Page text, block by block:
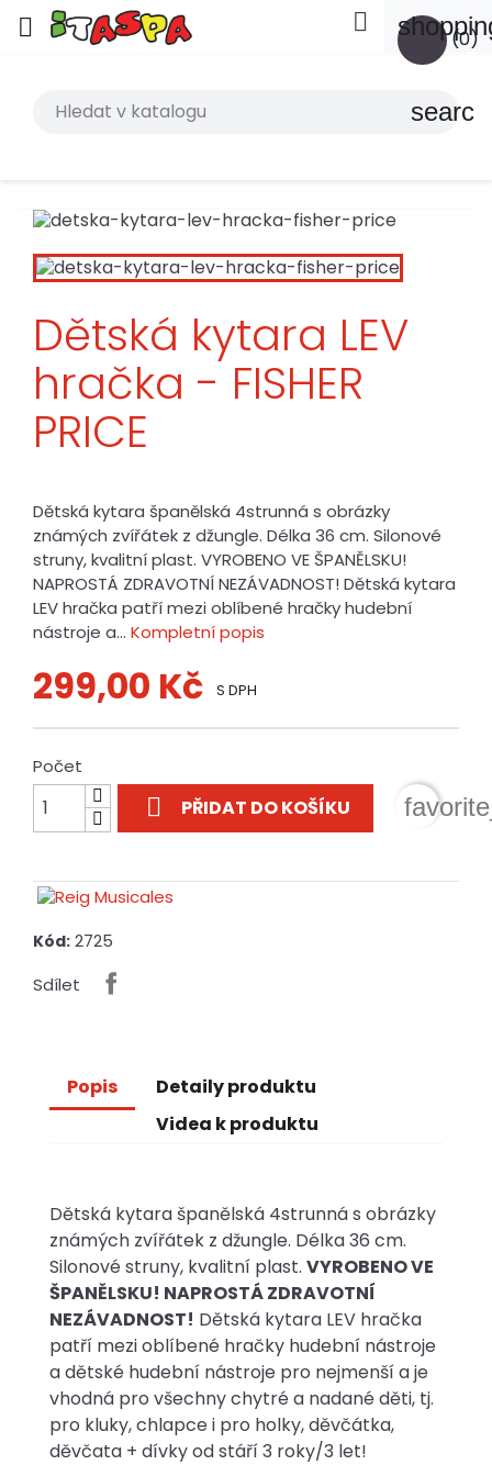
 (0)

search
Dětská kytara LEV
hračka - FISHER
PRICE
Dětská kytara španělská 4strunná s obrázky
známých zvířátek z džungle. Délka 36 cm. Silonové
struny, kvalitní plast. VYROBENO VE ŠPANĚLSKU!
NAPROSTÁ ZDRAVOTNÍ NEZÁVADNOST! Dětská kytara
LEV hračka patří mezi oblíbené hračky hudební
nástroje a... Kompletní popis
299,00 Kč S DPH
Počet
 PŘIDAT DO KOŠÍKU
Kód: 2725
Sdílet
Popis
Detaily produktu
Videa k produktu
Dětská kytara španělská 4strunná s obrázky
známých zvířátek z džungle. Délka 36 cm.
Silonové struny, kvalitní plast. VYROBENO VE
ŠPANĚLSKU! NAPROSTÁ ZDRAVOTNÍ
NEZÁVADNOST! Dětská kytara LEV hračka
patří mezi oblíbené hračky hudební nástroje
a dětské hudební nástroje pro nejmenší a je
vhodná pro všechny chytré a nadané děti, tj.
pro kluky, chlapce i pro holky, děvčátka,
děvčata + dívky od stáří 3 roky/3 let!